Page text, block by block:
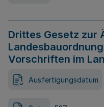
Drittes Gesetz zur
Vorschriften im
Ausfertigungsdatum